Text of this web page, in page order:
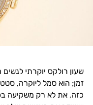
שעון רולקס יוקרתי
זמן; הוא סמל ליוקרה,
כזה, את לא רק משקיעה